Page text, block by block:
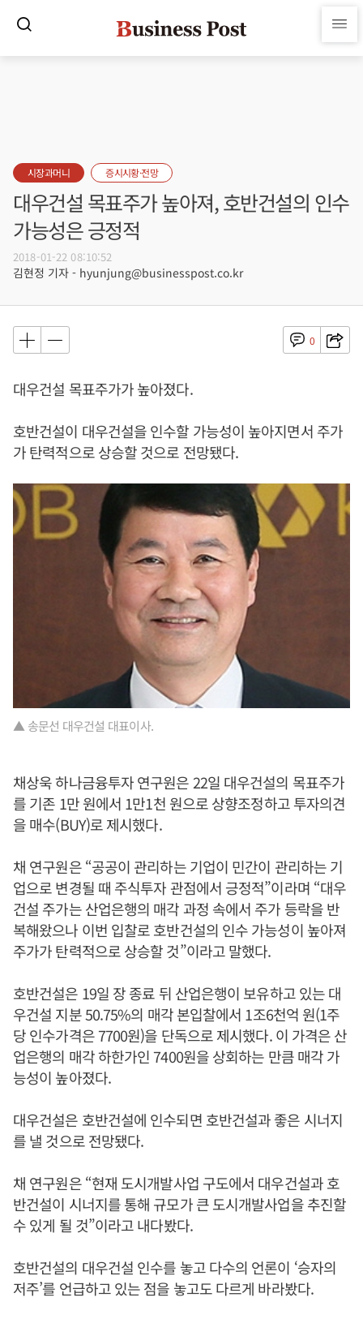
시장과머니 증시시황·전망
대우건설 목표주가 높아져, 호반건설의 인수
가능성은 긍정적
2018-01-22 08:10:52
김현정 기자 - hyunjung@businesspost.co.kr
0
대우건설 목표주가가 높아졌다.
호반건설이 대우건설을 인수할 가능성이 높아지면서 주가
가 탄력적으로 상승할 것으로 전망됐다.
▲ 송문선 대우건설 대표이사.
채상욱 하나금융투자 연구원은 22일 대우건설의 목표주가
를 기존 1만 원에서 1만1천 원으로 상향조정하고 투자의견
을 매수(BUY)로 제시했다.
채 연구원은 “공공이 관리하는 기업이 민간이 관리하는 기
업으로 변경될 때 주식투자 관점에서 긍정적”이라며 “대우
건설 주가는 산업은행의 매각 과정 속에서 주가 등락을 반
복해왔으나 이번 입찰로 호반건설의 인수 가능성이 높아져
주가가 탄력적으로 상승할 것”이라고 말했다.
호반건설은 19일 장 종료 뒤 산업은행이 보유하고 있는 대
우건설 지분 50.75%의 매각 본입찰에서 1조6천억 원(1주
당 인수가격은 7700원)을 단독으로 제시했다. 이 가격은 산
업은행의 매각 하한가인 7400원을 상회하는 만큼 매각 가
능성이 높아졌다.
대우건설은 호반건설에 인수되면 호반건설과 좋은 시너지
를 낼 것으로 전망됐다.
채 연구원은 “현재 도시개발사업 구도에서 대우건설과 호
반건설이 시너지를 통해 규모가 큰 도시개발사업을 추진할
수 있게 될 것”이라고 내다봤다.
호반건설의 대우건설 인수를 놓고 다수의 언론이 ‘승자의
저주’를 언급하고 있는 점을 놓고도 다르게 바라봤다.